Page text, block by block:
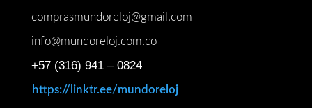
comprasmundoreloj@gmail.com
info@mundoreloj.com.co
+57 (316) 941 – 0824
https://linktr.ee/mundoreloj